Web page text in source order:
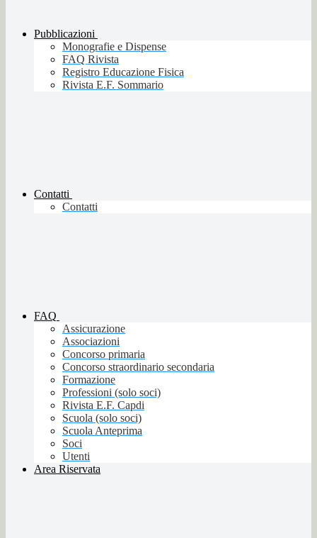
Pubblicazioni
Monografie e Dispense
FAQ Rivista
Registro Educazione Fisica
Rivista E.F. Sommario
Contatti
Contatti
FAQ
Assicurazione
Associazioni
Concorso primaria
Concorso straordinario secondaria
Formazione
Professioni (solo soci)
Rivista E.F. Capdi
Scuola (solo soci)
Scuola Anteprima
Soci
Utenti
Area Riservata